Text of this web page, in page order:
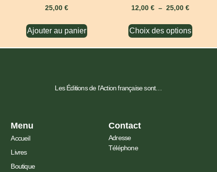
25,00 €
Ajouter au panier
12,00 € – 25,00 €
Choix des options
Les Éditions de l’Action française sont…
Menu
Accueil
Livres
Boutique
Contact
Adresse
Téléphone